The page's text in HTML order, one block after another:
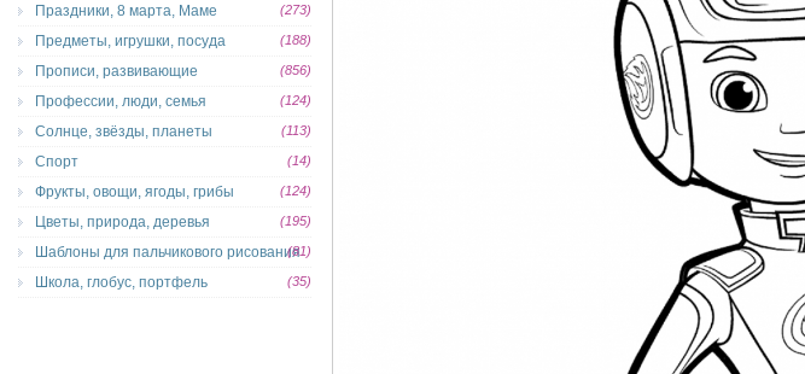
Праздники, 8 марта, Маме (273)
Предметы, игрушки, посуда (188)
Прописи, развивающие (856)
Профессии, люди, семья (124)
Солнце, звёзды, планеты (113)
Спорт (14)
Фрукты, овощи, ягоды, грибы (124)
Цветы, природа, деревья (195)
Шаблоны для пальчикового рисования(81)
Школа, глобус, портфель (35)